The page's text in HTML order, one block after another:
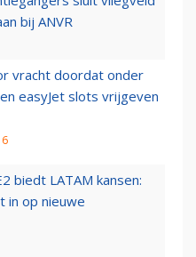
bij ANVR
vracht doordat onder
easyJet slots vrijgeven
biedt LATAM kansen:
in op nieuwe